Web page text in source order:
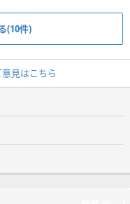
(10件)
見はこちら